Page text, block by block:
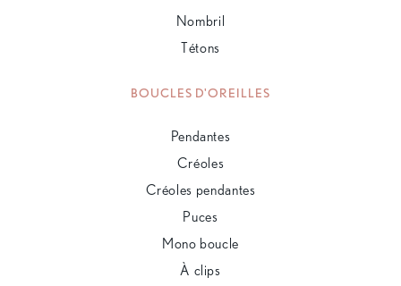
Nombril
Tétons
BOUCLES D'OREILLES
Pendantes
Créoles
Créoles pendantes
Puces
Mono boucle
À clips